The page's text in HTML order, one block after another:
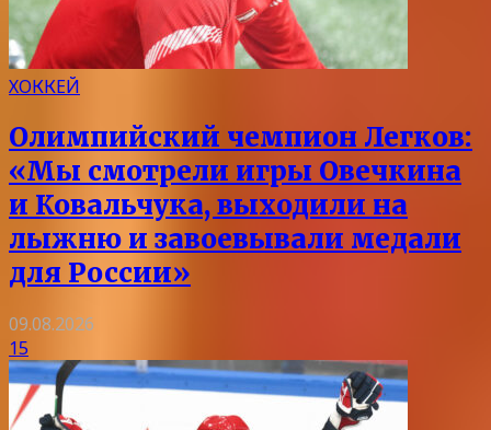
ХОККЕЙ
Олимпийский чемпион Легков:
«Мы смотрели игры Овечкина
и Ковальчука, выходили на
лыжню и завоевывали медали
для России»
09.08.2026
15